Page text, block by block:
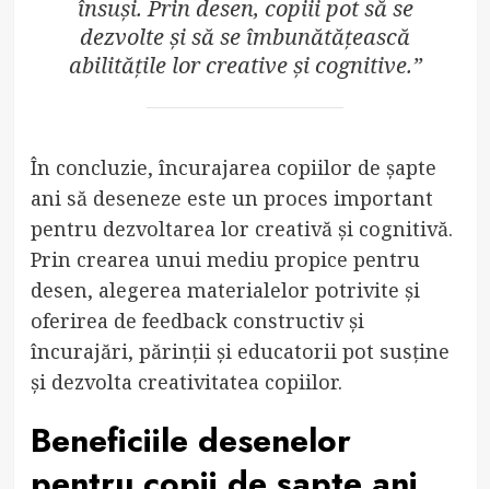
însuși. Prin desen, copiii pot să se
dezvolte și să se îmbunătățească
abilitățile lor creative și cognitive.”
În concluzie, încurajarea copiilor de șapte
ani să deseneze este un proces important
pentru dezvoltarea lor creativă și cognitivă.
Prin crearea unui mediu propice pentru
desen, alegerea materialelor potrivite și
oferirea de feedback constructiv și
încurajări, părinții și educatorii pot susține
și dezvolta creativitatea copiilor.
Beneficiile desenelor